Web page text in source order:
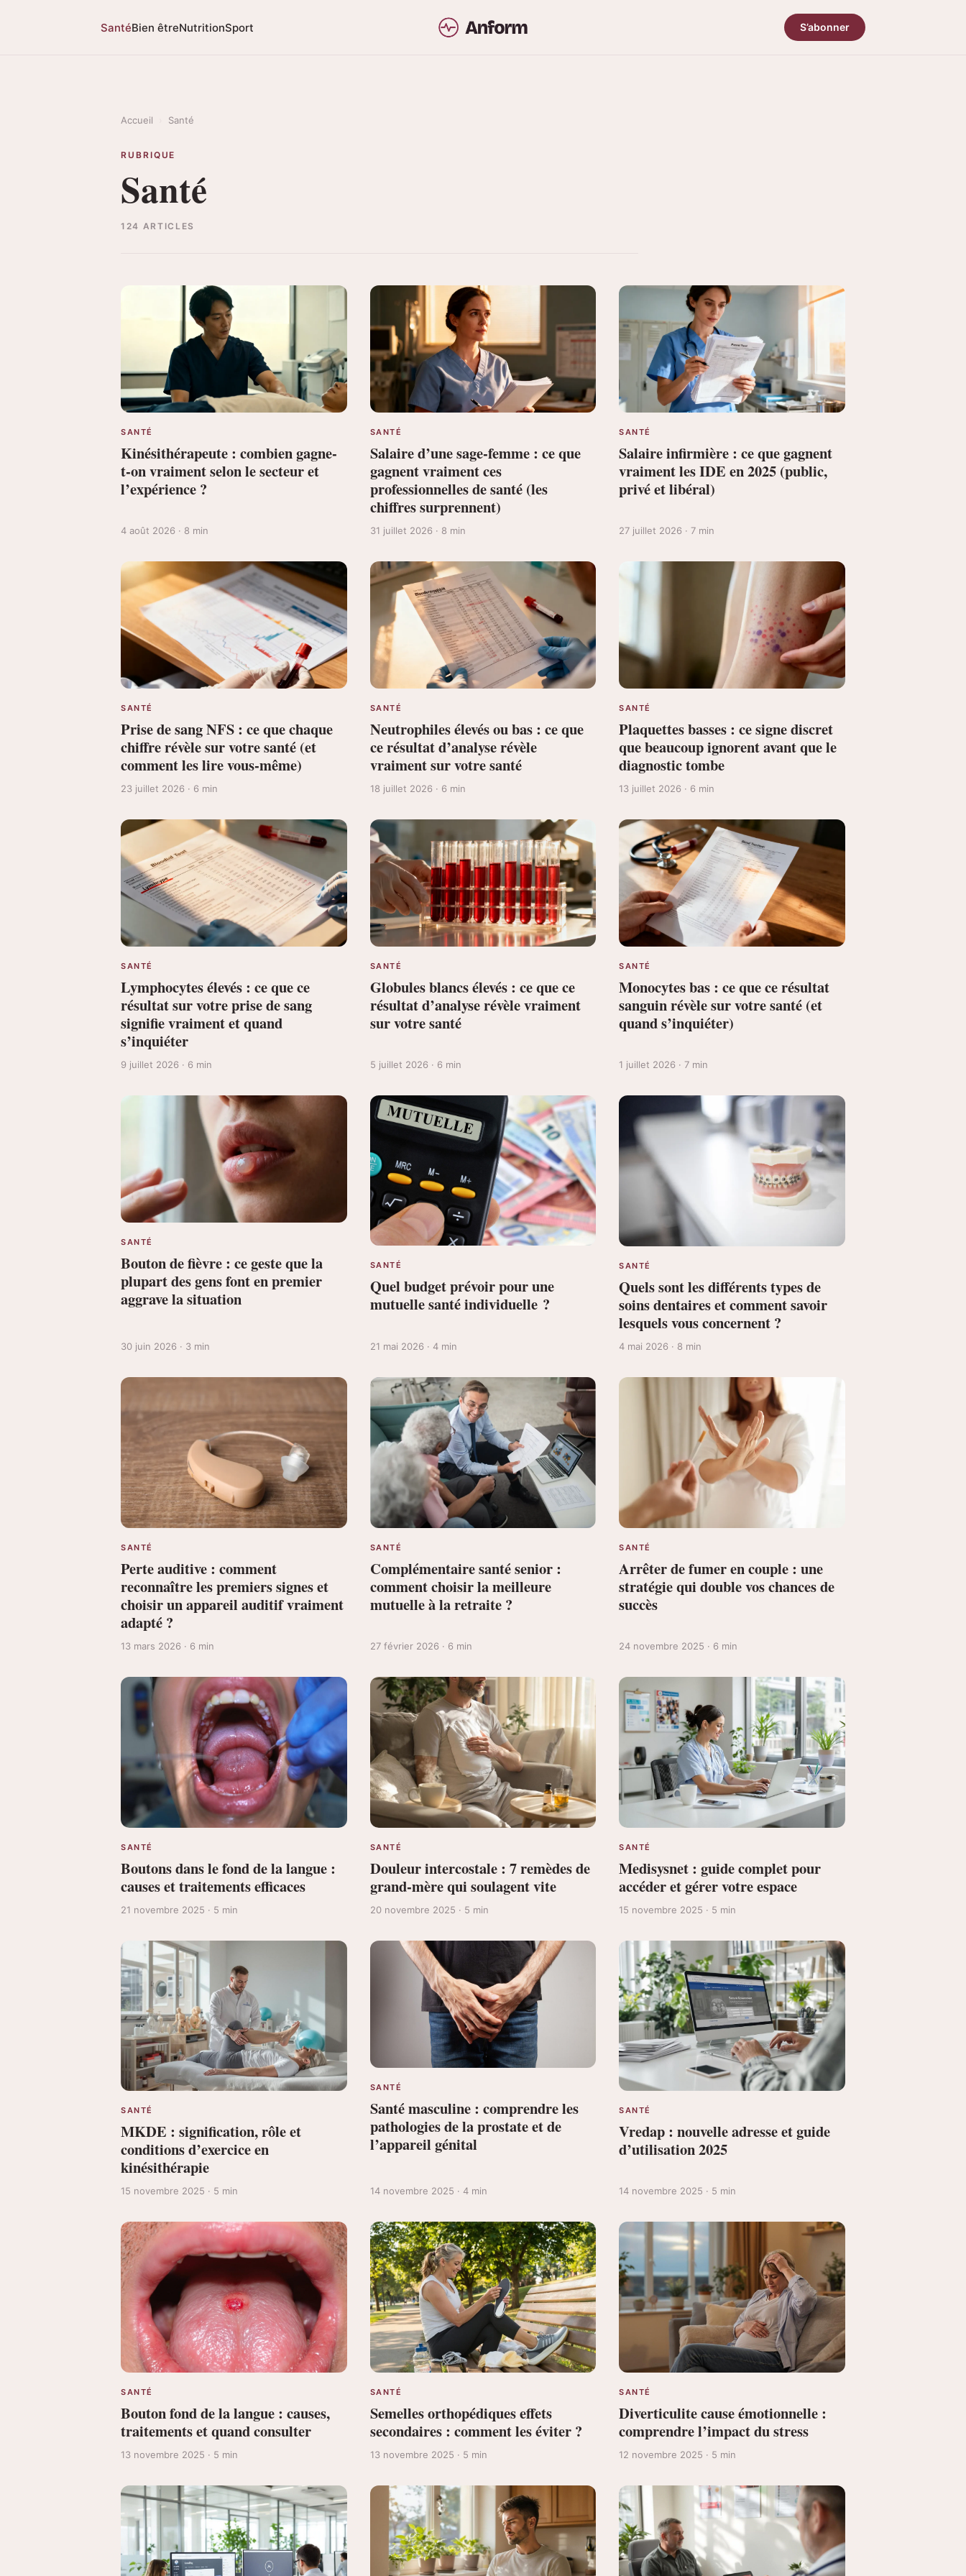
SantéBien êtreNutritionSport S’abonner
Accueil Santé
RUBRIQUE
Santé
124 ARTICLES
SANTÉ
Kinésithérapeute : combien gagne-
t-on vraiment selon le secteur et
l’expérience ?
4 août 2026 · 8 min
SANTÉ
Salaire d’une sage-femme : ce que
gagnent vraiment ces
professionnelles de santé (les
chiffres surprennent)
31 juillet 2026 · 8 min
SANTÉ
Salaire infirmière : ce que gagnent
vraiment les IDE en 2025 (public,
privé et libéral)
27 juillet 2026 · 7 min
SANTÉ
Prise de sang NFS : ce que chaque
chiffre révèle sur votre santé (et
comment les lire vous-même)
23 juillet 2026 · 6 min
SANTÉ
Neutrophiles élevés ou bas : ce que
ce résultat d’analyse révèle
vraiment sur votre santé
18 juillet 2026 · 6 min
SANTÉ
Plaquettes basses : ce signe discret
que beaucoup ignorent avant que le
diagnostic tombe
13 juillet 2026 · 6 min
SANTÉ
Lymphocytes élevés : ce que ce
résultat sur votre prise de sang
signifie vraiment et quand
s’inquiéter
9 juillet 2026 · 6 min
SANTÉ
Globules blancs élevés : ce que ce
résultat d’analyse révèle vraiment
sur votre santé
5 juillet 2026 · 6 min
SANTÉ
Monocytes bas : ce que ce résultat
sanguin révèle sur votre santé (et
quand s’inquiéter)
1 juillet 2026 · 7 min
SANTÉ
Bouton de fièvre : ce geste que la
plupart des gens font en premier
aggrave la situation
30 juin 2026 · 3 min
SANTÉ
Quel budget prévoir pour une
mutuelle santé individuelle ?
21 mai 2026 · 4 min
SANTÉ
Quels sont les différents types de
soins dentaires et comment savoir
lesquels vous concernent ?
4 mai 2026 · 8 min
SANTÉ
Perte auditive : comment
reconnaître les premiers signes et
choisir un appareil auditif vraiment
adapté ?
13 mars 2026 · 6 min
SANTÉ
Complémentaire santé senior :
comment choisir la meilleure
mutuelle à la retraite ?
27 février 2026 · 6 min
SANTÉ
Arrêter de fumer en couple : une
stratégie qui double vos chances de
succès
24 novembre 2025 · 6 min
SANTÉ
Boutons dans le fond de la langue :
causes et traitements efficaces
21 novembre 2025 · 5 min
SANTÉ
Douleur intercostale : 7 remèdes de
grand-mère qui soulagent vite
20 novembre 2025 · 5 min
SANTÉ
Medisysnet : guide complet pour
accéder et gérer votre espace
15 novembre 2025 · 5 min
SANTÉ
MKDE : signification, rôle et
conditions d’exercice en
kinésithérapie
15 novembre 2025 · 5 min
SANTÉ
Santé masculine : comprendre les
pathologies de la prostate et de
l’appareil génital
14 novembre 2025 · 4 min
SANTÉ
Vredap : nouvelle adresse et guide
d’utilisation 2025
14 novembre 2025 · 5 min
SANTÉ
Bouton fond de la langue : causes,
traitements et quand consulter
13 novembre 2025 · 5 min
SANTÉ
Semelles orthopédiques effets
secondaires : comment les éviter ?
13 novembre 2025 · 5 min
SANTÉ
Diverticulite cause émotionnelle :
comprendre l’impact du stress
12 novembre 2025 · 5 min